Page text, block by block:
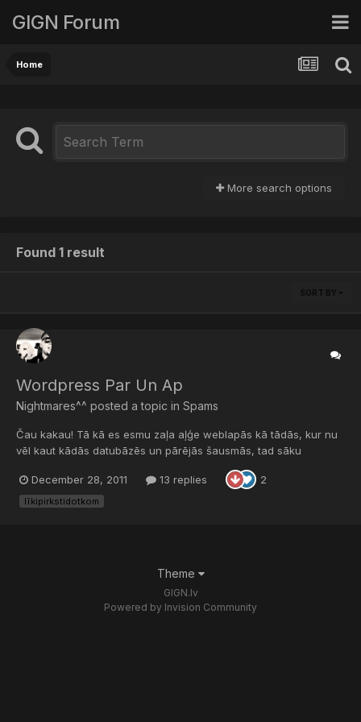
GIGN Forum
Home
More search options
Found 1 result
SORT BY
Wordpress Par Un Ap
Nightmares^^ posted a topic in Spams
Čau kakau! Tā kā es esmu zaļa aļģe weblapās kā tādās, kur nu
vēl kaut kādās datubāzēs un pārējās šausmās, tad sāku
apgrozās diezgan daudz ļautiņi, kas no tādām lietām kaut ko
vairāk saprot, tad gribētu palūgt jūsu variantus, kur var...
December 28, 2011 13 replies 2
līkipirkstidotkom
Theme
GIGN.lv
Powered by Invision Community